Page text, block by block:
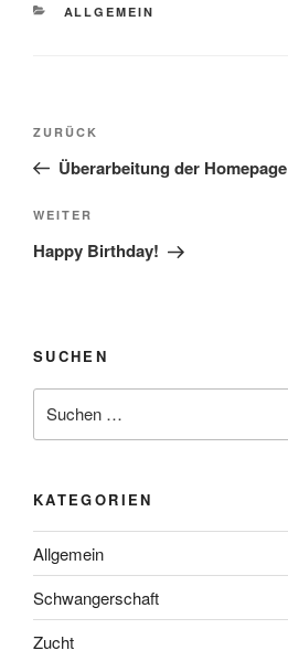
KATEGORIEN
ALLGEMEIN
Beitragsnavigation
Vorheriger
Beitrag
ZURÜCK
Überarbeitung der Homepage
Nächster
Beitrag
WEITER
Happy Birthday!
SUCHEN
nach:
KATEGORIEN
Allgemein
Schwangerschaft
Zucht